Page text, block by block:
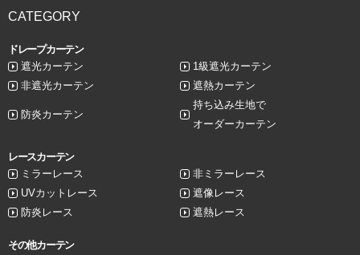
CATEGORY
ドレープカーテン
遮光カーテン
1級遮光カーテン
非遮光カーテン
遮熱カーテン
防炎カーテン
持ち込み生地で
オーダーカーテン
レースカーテン
ミラーレース
非ミラーレース
UVカットレース
遮像レース
防炎レース
遮熱レース
その他カーテン